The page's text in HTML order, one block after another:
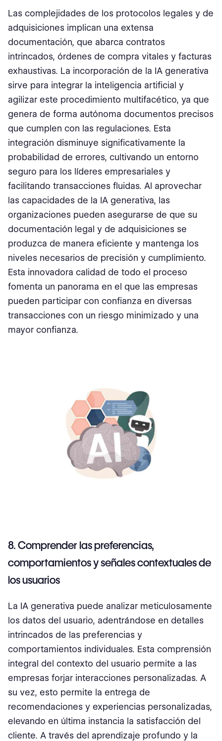
Las complejidades de los protocolos legales y de
adquisiciones implican una extensa
documentación, que abarca contratos
intrincados, órdenes de compra vitales y facturas
exhaustivas. La incorporación de la IA generativa
sirve para integrar la inteligencia artificial y
agilizar este procedimiento multifacético, ya que
genera de forma autónoma documentos precisos
que cumplen con las regulaciones. Esta
integración disminuye significativamente la
probabilidad de errores, cultivando un entorno
seguro para los líderes empresariales y
facilitando transacciones fluidas. Al aprovechar
las capacidades de la IA generativa, las
organizaciones pueden asegurarse de que su
documentación legal y de adquisiciones se
produzca de manera eficiente y mantenga los
niveles necesarios de precisión y cumplimiento.
Esta innovadora calidad de todo el proceso
fomenta un panorama en el que las empresas
pueden participar con confianza en diversas
transacciones con un riesgo minimizado y una
mayor confianza.
8. Comprender las preferencias,
comportamientos y señales contextuales de
los usuarios
La IA generativa puede analizar meticulosamente
los datos del usuario, adentrándose en detalles
intrincados de las preferencias y
comportamientos individuales. Esta comprensión
integral del contexto del usuario permite a las
empresas forjar interacciones personalizadas. A
su vez, esto permite la entrega de
recomendaciones y experiencias personalizadas,
elevando en última instancia la satisfacción del
cliente. A través del aprendizaje profundo y la